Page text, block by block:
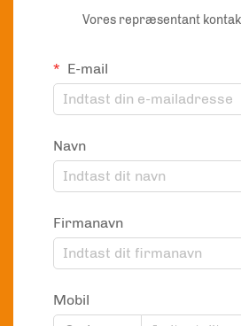
Vores repræsentant
E-mail
Navn
Firmanavn
Mobil